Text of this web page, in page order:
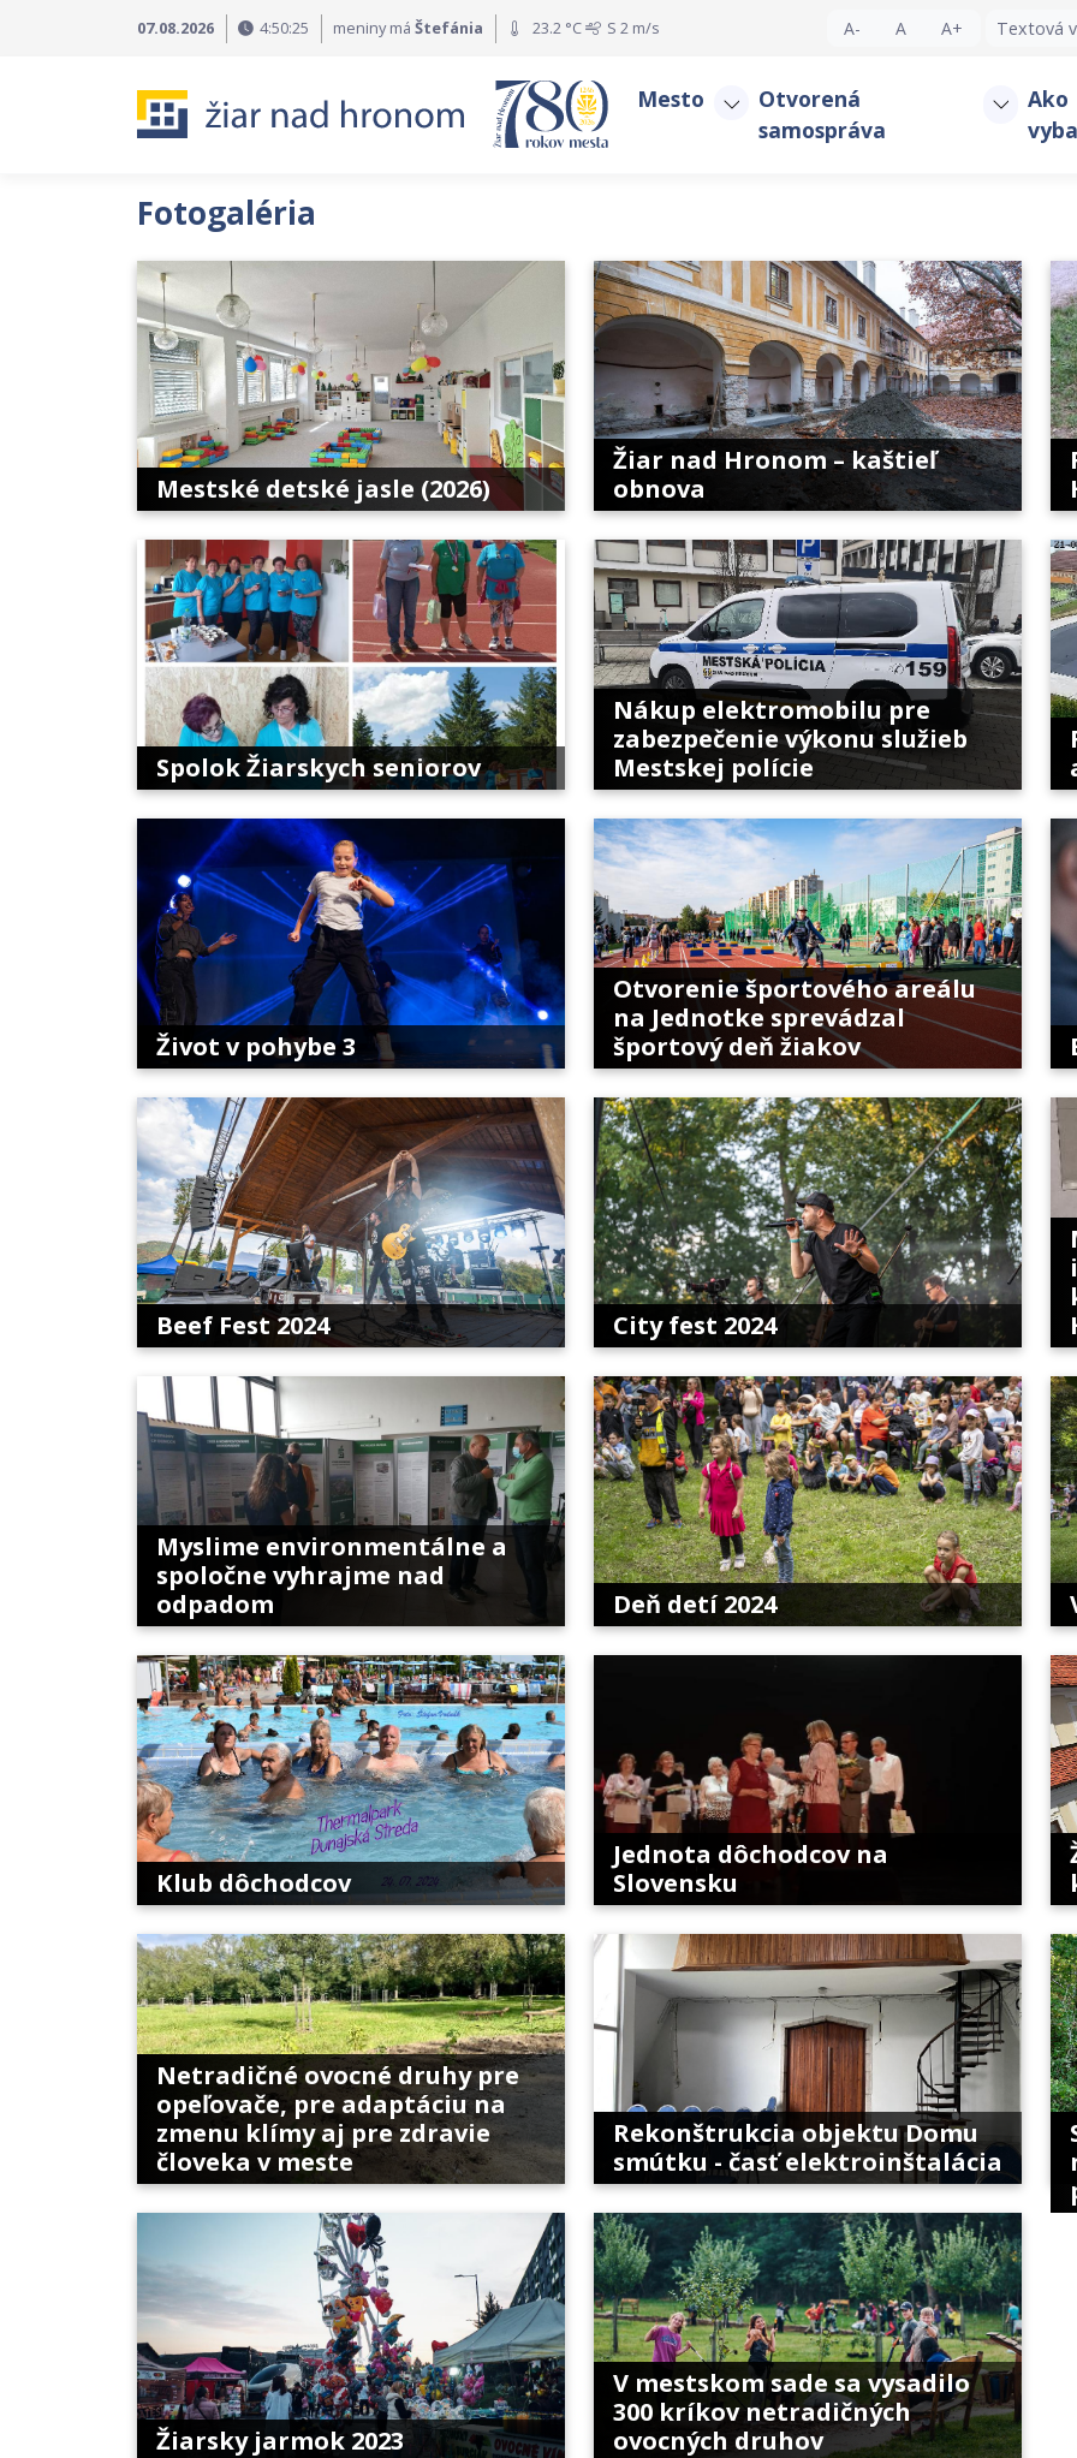
Preskočiť na hlavné menu
07.08.2026 4:50:28 meniny máŠtefánia 23.2 °C S 2 m/s A- A A+ Textová
Mesto
Otvorená
samospráva
Ako
Fotogaléria
Mestské detské jasle (2026)
Žiar nad Hronom – kaštieľ
obnova
Spolok Žiarskych seniorov
Nákup elektromobilu pre
zabezpečenie výkonu služieb
Mestskej polície
Život v pohybe 3
Otvorenie športového areálu
na Jednotke sprevádzal
športový deň žiakov
Beef Fest 2024 City fest 2024
Myslime environmentálne a
spoločne vyhrajme nad
odpadom
Deň detí 2024
Klub dôchodcov
Jednota dôchodcov na
Slovensku
Netradičné ovocné druhy pre
opeľovače, pre adaptáciu na
zmenu klímy aj pre zdravie
človeka v meste
Rekonštrukcia objektu Domu
smútku - časť elektroinštalácia
Žiarsky jarmok 2023
V mestskom sade sa vysadilo
300 kríkov netradičných
ovocných druhov